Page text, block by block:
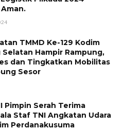
TMMD Ke-129 Kodim
Selatan Hampir Rampung,
dan Tingkatkan Mobilitas
Sesor
Pimpin Serah Terima
Staf TNI Angkatan Udara
Perdanakusuma